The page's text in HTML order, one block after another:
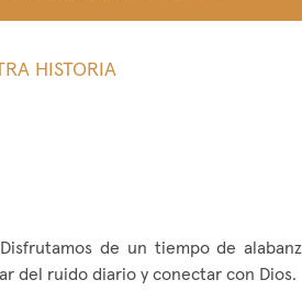
HISTORIA
de un tiempo de
del ruido diario y conectar con Dios.